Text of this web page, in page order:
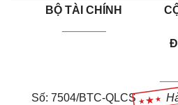
BỘ TÀI CHÍNH
Số: 7504/BTC-QLCS